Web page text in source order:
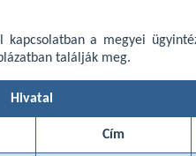
kapcsolatban a megyei
találják meg.
Hivatal
Cím